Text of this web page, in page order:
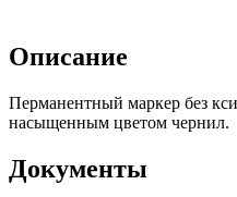
Описание
Перманентный маркер без
насыщенным цветом чернил.
Документы